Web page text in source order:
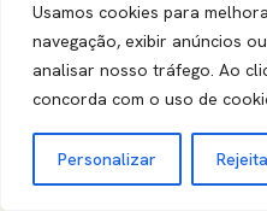
Usamos cookies para
navegação, exibir anúncios
analisar nosso tráfego. Ao
concorda com o uso de
Personalizar
Kit queijo e vinho com